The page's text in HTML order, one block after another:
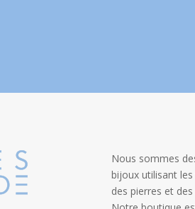
Nous sommes
bijoux utilisant
des pierres et